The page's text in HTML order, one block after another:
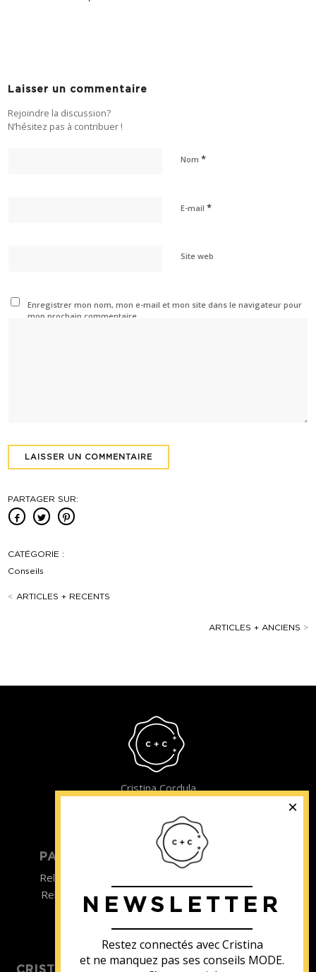
Laisser un commentaire
Rejoindre la discussion?
N’hésitez pas à contribuer !
Nom*
E-mail*
Site web
Enregistrer mon nom, mon e-mail et mon site dans le navigateur pour
mon prochain commentaire.
PARTAGER SUR:
CATÉGORIE :
Conseils
< ARTICLES + RECENTS
ARTICLES + ANCIENS >
Cristina Cordula
PARTICULIER
Relooking homme
Relooking femme
ENTREPRISE
ENTREPRISE
Formations
CRISTINA SOUTIENT
NEWSLETTER
Restez connectés avec Cristina
et ne manquez pas ses conseils MODE.